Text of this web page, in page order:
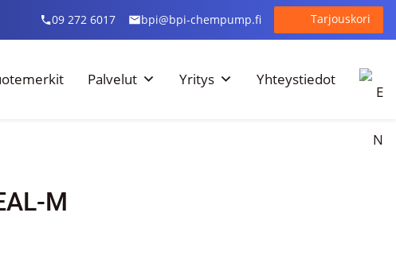
09 272 6017 bpi@bpi-chempump.fi Tarjouskori
Palvelut Yritys Yhteystiedot
M